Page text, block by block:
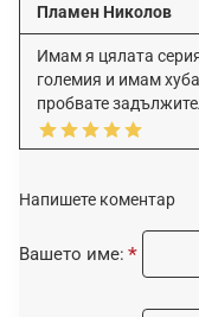
Пламен Николов
Имам я цялата
големия и имам
пробвате
Напишете коментар
Вашето име: